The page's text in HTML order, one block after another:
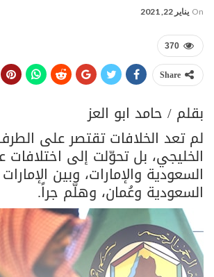
On يناير 22, 2021
370
Share
بقلم / حامد ابو العز
لم تعد الخلافات تقتصر على
الخليجي، بل تحوّلت إلى اختلافات
السعودية والإمارات، وبين
السعودية وعُمان، وهلّم جراً.